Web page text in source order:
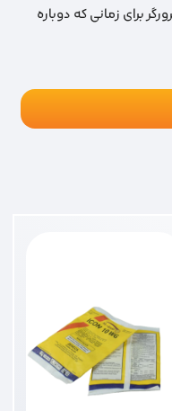
برای زمانی که دوباره